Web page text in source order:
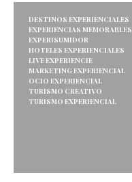
DESTINOS EXPERIENCIALES
EXPERIENCIAS MEMORABLES
EXPERISUMIDOR
HOTELES EXPERIENCIALES
LIVE EXPERIENCIE
MARKETING EXPERIENCIAL
OCIO EXPERIENCIAL
TURISMO CREATIVO
TURISMO EXPERIENCIAL